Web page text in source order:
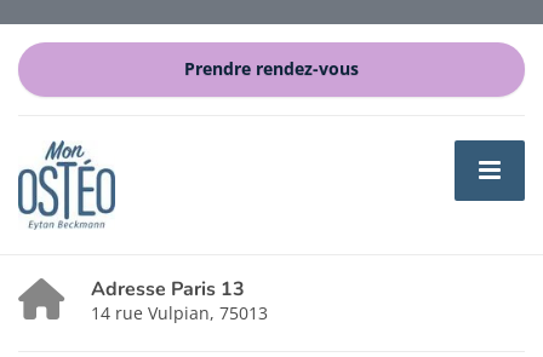
Prendre rendez-vous
Adresse Paris 13
14 rue Vulpian, 75013